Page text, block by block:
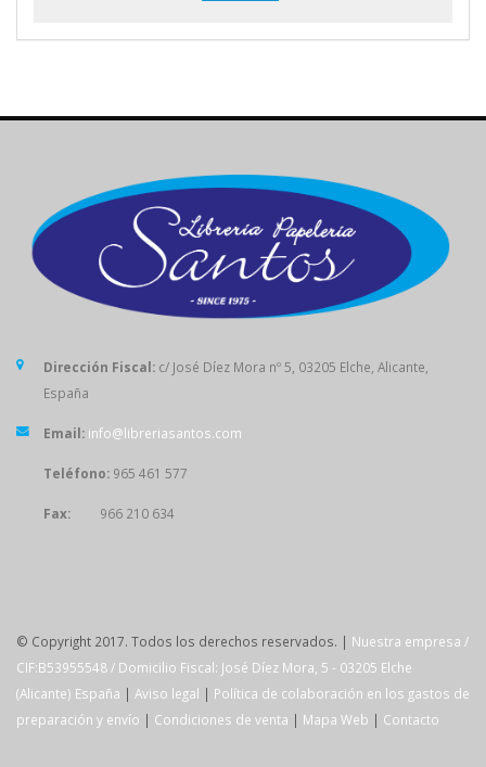
Dirección Fiscal: c/ José Díez Mora nº 5, 03205 Elche, Alicante,
España
Email: info@libreriasantos.com
Teléfono: 965 461 577
Fax: 966 210 634
© Copyright 2017. Todos los derechos reservados. | Nuestra empresa /
CIF:B53955548 / Domicilio Fiscal: José Díez Mora, 5 - 03205 Elche
(Alicante) España | Aviso legal | Política de colaboración en los gastos de
preparación y envío | Condiciones de venta | Mapa Web | Contacto